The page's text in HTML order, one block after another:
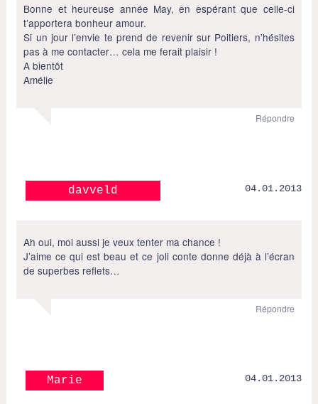
Bonne et heureuse année May, en espérant que celle-ci
t’apportera bonheur amour.
Si un jour l’envie te prend de revenir sur Poitiers, n’hésites
pas à me contacter… cela me ferait plaisir !
A bientôt
Amélie
Répondre
davveld 04.01.2013
Ah oui, moi aussi je veux tenter ma chance !
J’aime ce qui est beau et ce joli conte donne déjà à l’écran
de superbes reflets…
Répondre
Marie 04.01.2013